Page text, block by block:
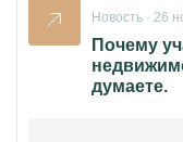
Новость · 26
Почему
думаете.